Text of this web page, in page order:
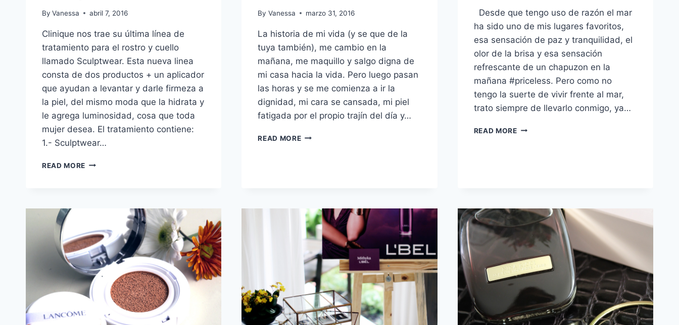
By Vanessa abril 7, 2016
Clinique nos trae su última línea de
tratamiento para el rostro y cuello
llamado Sculptwear. Esta nueva linea
consta de dos productos + un aplicador
que ayudan a levantar y darle firmeza a
la piel, del mismo moda que la hidrata y
le agrega luminosidad, cosa que toda
mujer desea. El tratamiento contiene:
1.- Sculptwear…
READ MORE PRODUCTO
SCULPTWEAR
CLINIQUE
By Vanessa marzo 31, 2016
La historia de mi vida (y se que de la
tuya también), me cambio en la
mañana, me maquillo y salgo digna de
mi casa hacia la vida. Pero luego pasan
las horas y se me comienza a ir la
dignidad, mi cara se cansada, mi piel
fatigada por el propio trajín del día y…
READ MOREPRODUCTO
GO
DE
ESTÉE
LAUDER
Desde que tengo uso de razón el mar
ha sido uno de mis lugares favoritos,
esa sensación de paz y tranquilidad, el
olor de la brisa y esa sensación
refrescante de un chapuzon en la
mañana #priceless. Pero como no
tengo la suerte de vivir frente al mar,
trato siempre de llevarlo conmigo, ya…
READ MORECONOCE: